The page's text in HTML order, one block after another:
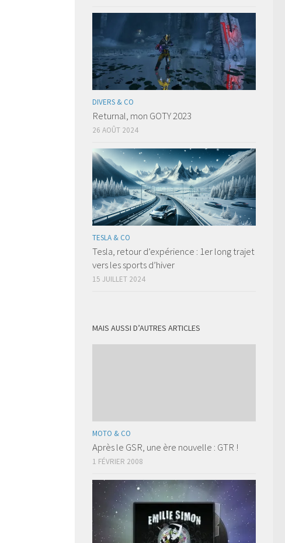
DIVERS & CO
Returnal, mon GOTY 2023
26 AOÛT 2024
TESLA & CO
Tesla, retour d’expérience : 1er long trajet
vers les sports d’hiver
15 JUILLET 2024
MAIS AUSSI D’AUTRES ARTICLES
MOTO & CO
Après le GSR, une ère nouvelle : GTR !
1 FÉVRIER 2008